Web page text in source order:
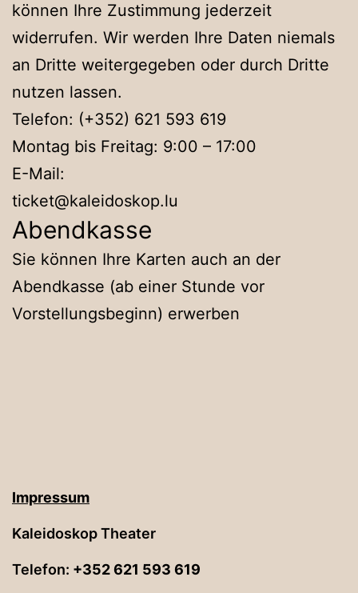
können Ihre Zustimmung jederzeit
widerrufen. Wir werden Ihre Daten niemals
an Dritte weitergegeben oder durch Dritte
nutzen lassen.
Telefon: (+352) 621 593 619
Montag bis Freitag: 9:00 – 17:00
E-Mail:
ticket@kaleidoskop.lu
Abendkasse
Sie können Ihre Karten auch an der
Abendkasse (ab einer Stunde vor
Vorstellungsbeginn) erwerben
Impressum
Kaleidoskop Theater
Telefon: +352 621 593 619